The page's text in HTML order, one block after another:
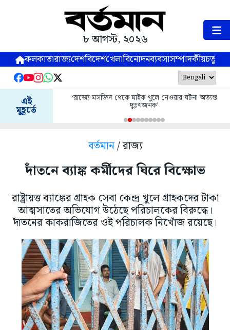
৮ আগস্ট, ২০২৬
কলকাতারাজ্যদেশবিদেশখেলাবিনোদনব্যবসাসম্পাদকীয়
এই
মুহূর্তে
‘রাজ্যে মসজিদ থেকে মাইক খুলে নেওয়ার ঘটনা অত্যন্ত
দুঃখজনক’
বর্তমান/ রাজ্য
দাঁতনে ব্যাঙ্ক কর্মীদের ঘিরে বিক্ষোভ
রাষ্ট্রায়ত্ত ব্যাঙ্কের গ্রাহক সেবা কেন্দ্র খুলে গ্রাহকদের টাকা
আত্মসাতের অভিযোগ উঠেছে পরিচালকের বিরুদ্ধে।
দাঁতনের কাকরাজিতের ওই পরিচালক নিখোঁজ রয়েছে।